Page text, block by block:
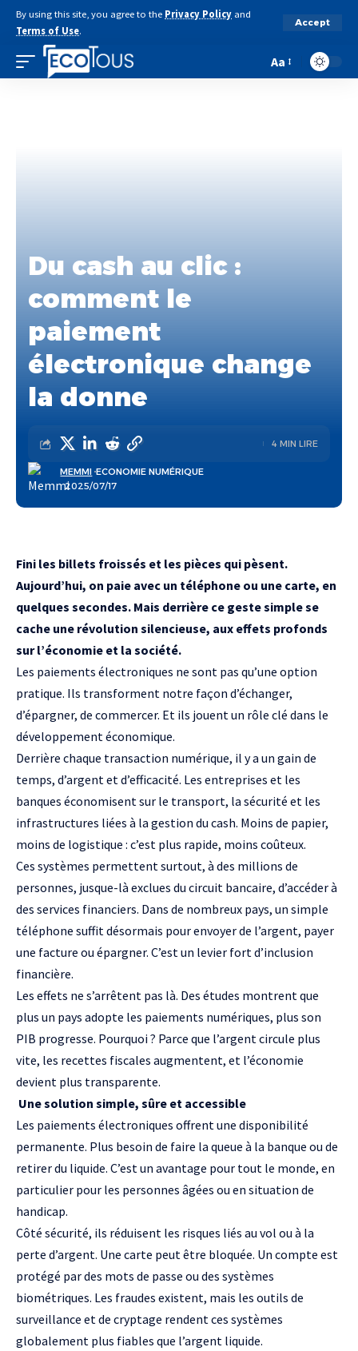
By using this site, you agree to the Privacy Policy and
Terms of Use.
Accept
Aa
Du cash au clic :
comment le
paiement
électronique change
la donne
. 2025/07/17
MEMMI ECONOMIE NUMÉRIQUE
4 MIN LIRE
Fini les billets froissés et les pièces qui pèsent.
Aujourd’hui, on paie avec un téléphone ou une carte, en
quelques secondes. Mais derrière ce geste simple se
cache une révolution silencieuse, aux effets profonds
sur l’économie et la société.
Les paiements électroniques ne sont pas qu’une option
pratique. Ils transforment notre façon d’échanger,
d’épargner, de commercer. Et ils jouent un rôle clé dans le
développement économique.
Derrière chaque transaction numérique, il y a un gain de
temps, d’argent et d’efficacité. Les entreprises et les
banques économisent sur le transport, la sécurité et les
infrastructures liées à la gestion du cash. Moins de papier,
moins de logistique : c’est plus rapide, moins coûteux.
Ces systèmes permettent surtout, à des millions de
personnes, jusque-là exclues du circuit bancaire, d’accéder à
des services financiers. Dans de nombreux pays, un simple
téléphone suffit désormais pour envoyer de l’argent, payer
une facture ou épargner. C’est un levier fort d’inclusion
financière.
Les effets ne s’arrêtent pas là. Des études montrent que
plus un pays adopte les paiements numériques, plus son
PIB progresse. Pourquoi ? Parce que l’argent circule plus
vite, les recettes fiscales augmentent, et l’économie
devient plus transparente.
Une solution simple, sûre et accessible
Les paiements électroniques offrent une disponibilité
permanente. Plus besoin de faire la queue à la banque ou de
retirer du liquide. C’est un avantage pour tout le monde, en
particulier pour les personnes âgées ou en situation de
handicap.
Côté sécurité, ils réduisent les risques liés au vol ou à la
perte d’argent. Une carte peut être bloquée. Un compte est
protégé par des mots de passe ou des systèmes
biométriques. Les fraudes existent, mais les outils de
surveillance et de cryptage rendent ces systèmes
globalement plus fiables que l’argent liquide.